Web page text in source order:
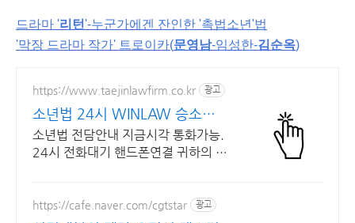
드라마 '리턴'-누군가에겐 잔인한 '촉법소년'법
'막장 드라마 작가' 트로이카(문영남-임성한-김순옥)
https://www.taejinlawfirm.co.kr 광고
소년법 24시 WINLAW 승소를
위해
소년법 전담안내 지금시각 통화가능.
24시 전화대기 핸드폰연결 귀하의 법
https://cafe.naver.com/cgtstar 광고